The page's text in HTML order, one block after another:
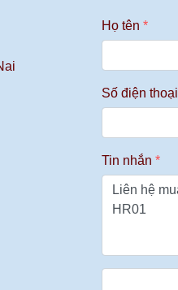
Họ tên
Số điện thoại
Tin nhắn